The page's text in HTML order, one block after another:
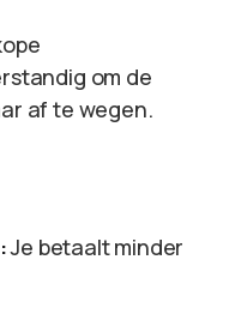
om de
af te wegen.
Je betaalt minder